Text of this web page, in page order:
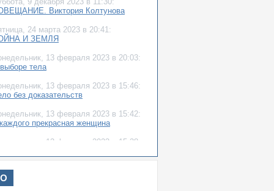
Виктория Колтунова
24 марта 2023 в 20:41:
И ЗЕМЛЯ
13 февраля 2023 в 20:03:
тела
13 февраля 2023 в 15:46:
без доказательств
13 февраля 2023 в 15:42:
прекрасная женщина
13 февраля 2023 в 15:38:
к дому...